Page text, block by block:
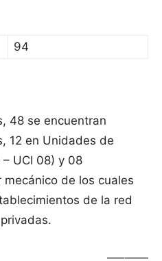
94
48 se encuentran
12 en Unidades de
UCI 08) y 08
de los cuales
de la red
—–——